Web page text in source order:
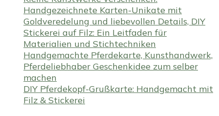
Handgezeichnete Karten-Unikate mit
Goldveredelung und liebevollen Details, DIY
Stickerei auf Filz: Ein Leitfaden für
Materialien und Stichtechniken
Handgemachte Pferdekarte, Kunsthandwerk,
Pferdeliebhaber Geschenkidee zum selber
machen
DIY Pferdekopf-Grußkarte: Handgemacht mit
Filz & Stickerei